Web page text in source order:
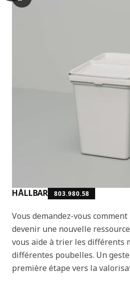
HÅLLBAR 803.980.58
Vous demandez-vous
devenir une nouvelle
vous aide à trier les différents
différentes poubelles. Un
première étape vers la